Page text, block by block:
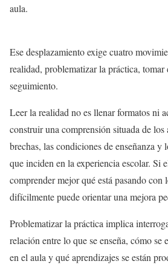
aula.
Ese desplazamiento exige cuatro
realidad, problematizar la práctica, tomar
seguimiento.
Leer la realidad no es llenar formatos ni
construir una comprensión situada de los
brechas, las condiciones de enseñanza y
que inciden en la experiencia escolar. Si
comprender mejor qué está pasando con
difícilmente puede orientar una mejora
Problematizar la práctica implica
relación entre lo que se enseña, cómo se
en el aula y qué aprendizajes se están